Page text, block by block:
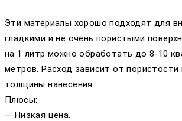
Эти материалы хорошо подходят для
гладкими и не очень пористыми
на 1 литр можно обработать до 8-10
метров. Расход зависит от пористости
толщины нанесения.
Плюсы:
— Низкая цена.